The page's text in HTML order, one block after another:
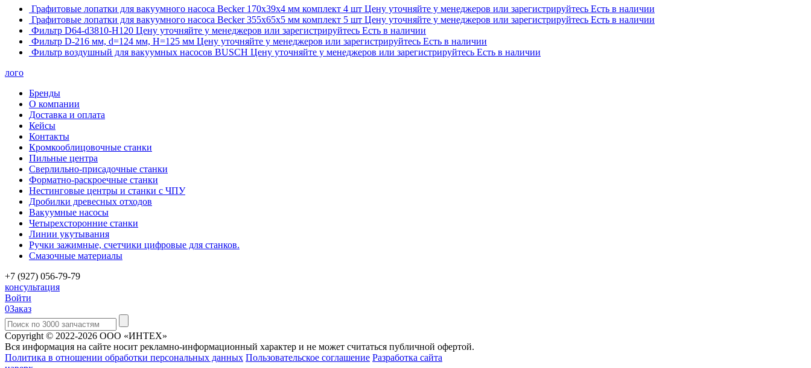
Графитовые лопатки для вакуумного насоса Becker 170х39х4 мм комплект 4 шт Цену уточняйте у менеджеров или зарегистрируйтесь Есть в наличии
Графитовые лопатки для вакуумного насоса Becker 355х65х5 мм комплект 5 шт Цену уточняйте у менеджеров или зарегистрируйтесь Есть в наличии
Фильтр D64-d3810-H120 Цену уточняйте у менеджеров или зарегистрируйтесь Есть в наличии
Фильтр D-216 мм, d=124 мм, Н=125 мм Цену уточняйте у менеджеров или зарегистрируйтесь Есть в наличии
Фильтр воздушный для вакуумных насосов BUSCH Цену уточняйте у менеджеров или зарегистрируйтесь Есть в наличии
лого
Бренды
О компании
Доставка и оплата
Кейсы
Контакты
Кромкооблицовочные станки
Пильные центра
Сверлильно-присадочные станки
Форматно-раскроечные станки
Нестинговые центры и станки с ЧПУ
Дробилки древесных отходов
Вакуумные насосы
Четырехсторонние станки
Линии укутывания
Ручки зажимные, счетчики цифровые для станков.
Смазочные материалы
+7 (927) 056-79-79
консультация
Войти
0Заказ
Copyright © 2022-2026 ООО «ИНТЕХ»
Вся информация на сайте носит рекламно-информационный характер и не может считаться публичной офертой.
Политика в отношении обработки персональных данных Пользовательское соглашение Разработка сайта